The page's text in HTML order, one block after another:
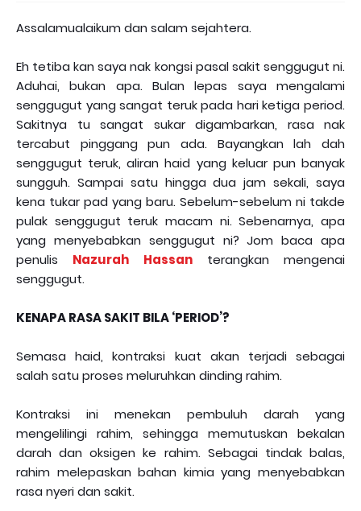
Assalamualaikum dan salam sejahtera.
Eh tetiba kan saya nak kongsi pasal sakit senggugut ni.
Aduhai, bukan apa. Bulan lepas saya mengalami
senggugut yang sangat teruk pada hari ketiga period.
Sakitnya tu sangat sukar digambarkan, rasa nak
tercabut pinggang pun ada. Bayangkan lah dah
senggugut teruk, aliran haid yang keluar pun banyak
sungguh. Sampai satu hingga dua jam sekali, saya
kena tukar pad yang baru. Sebelum-sebelum ni takde
pulak senggugut teruk macam ni. Sebenarnya, apa
yang menyebabkan senggugut ni? Jom baca apa
penulis Nazurah Hassanterangkan mengenai
senggugut.
KENAPA RASA SAKIT BILA ‘PERIOD’?
Semasa haid, kontraksi kuat akan terjadi sebagai
salah satu proses meluruhkan dinding rahim.
Kontraksi ini menekan pembuluh darah yang
mengelilingi rahim, sehingga memutuskan bekalan
darah dan oksigen ke rahim. Sebagai tindak balas,
rahim melepaskan bahan kimia yang menyebabkan
rasa nyeri dan sakit.